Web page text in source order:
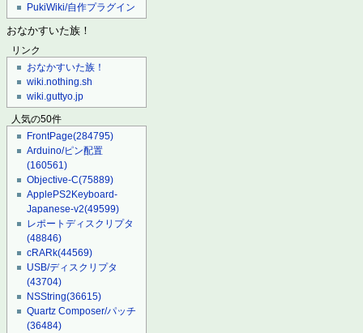
PukiWiki/自作プラグイン
おなかすいた族！
リンク
おなかすいた族！
wiki.nothing.sh
wiki.guttyo.jp
人気の50件
FrontPage(284795)
Arduino/ピン配置
(160561)
Objective-C(75889)
ApplePS2Keyboard-
Japanese-v2(49599)
レポートディスクリプタ
(48846)
cRARk(44569)
USB/ディスクリプタ
(43704)
NSString(36615)
Quartz Composer/パッチ
(36484)